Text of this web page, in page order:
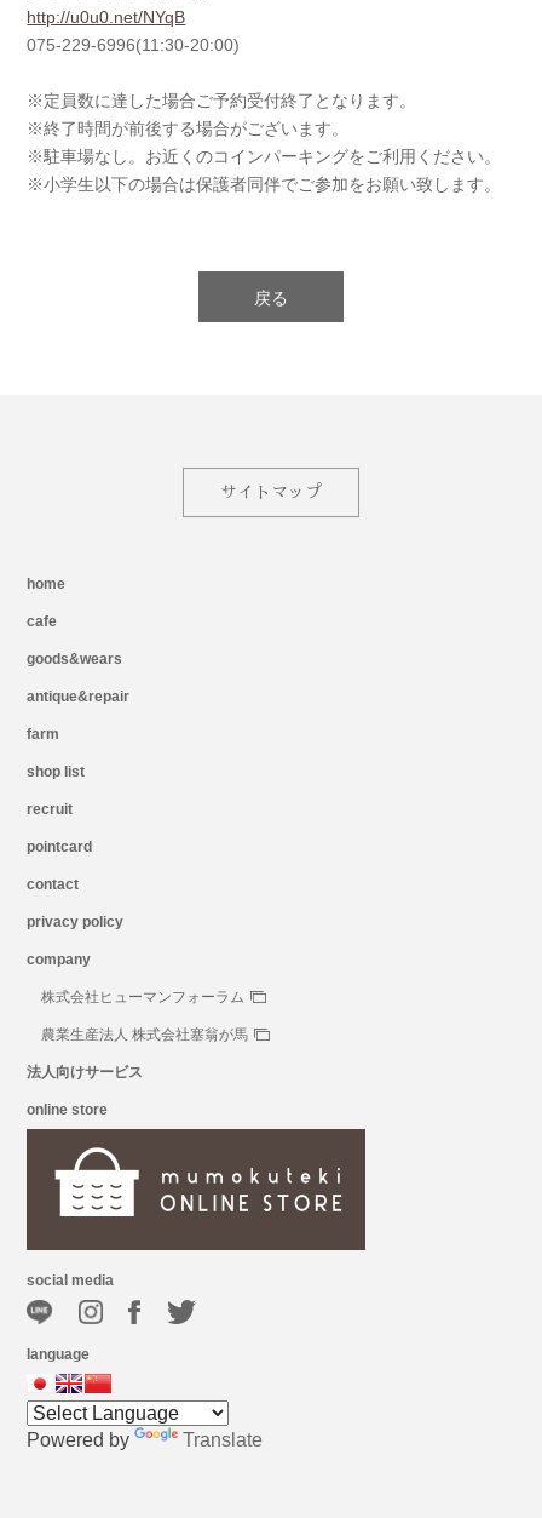
http://u0u0.net/NYqB
075-229-6996(11:30-20:00)
※定員数に達した場合ご予約受付終了となります。
※終了時間が前後する場合がございます。
※駐車場なし。お近くのコインパーキングをご利用ください。
※小学生以下の場合は保護者同伴でご参加をお願い致します。
戻る
サイトマップ
home
cafe
goods&wears
antique&repair
farm
shop list
recruit
pointcard
contact
privacy policy
company
株式会社ヒューマンフォーラム
農業生産法人 株式会社塞翁が馬
法人向けサービス
online store
social media
language
Powered by Translate